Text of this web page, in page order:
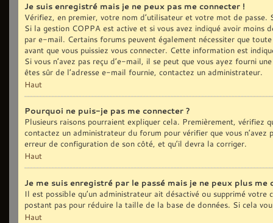
Je suis enregistré mais je ne peux pas me connecter !
Vérifiez, en premier, votre nom d’utilisateur et votre mot de passe.
Si la gestion COPPA est active et si vous avez indiqué avoir moins
par e-mail. Certains forums peuvent également nécessiter que
avant que vous puissiez vous connecter. Cette information est
Si vous n’avez pas reçu d’e-mail, il se peut que vous ayez fourni
êtes sûr de l’adresse e-mail fournie, contactez un administrateur.
Haut
Pourquoi ne puis-je pas me connecter ?
Plusieurs raisons pourraient expliquer cela. Premièrement, vérifiez
contactez un administrateur du forum pour vérifier que vous
erreur de configuration de son côté, et qu’il devra la corriger.
Haut
Je me suis enregistré par le passé mais je ne peux plus me
Il est possible qu’un administrateur ait désactivé ou supprimé
postant pas pour réduire la taille de la base de données. Si cela
Haut